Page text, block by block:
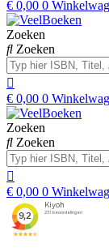
€ 0,00 0
Zoeken
Zoeken
€ 0,00 0
Zoeken
Zoeken
€ 0,00 0